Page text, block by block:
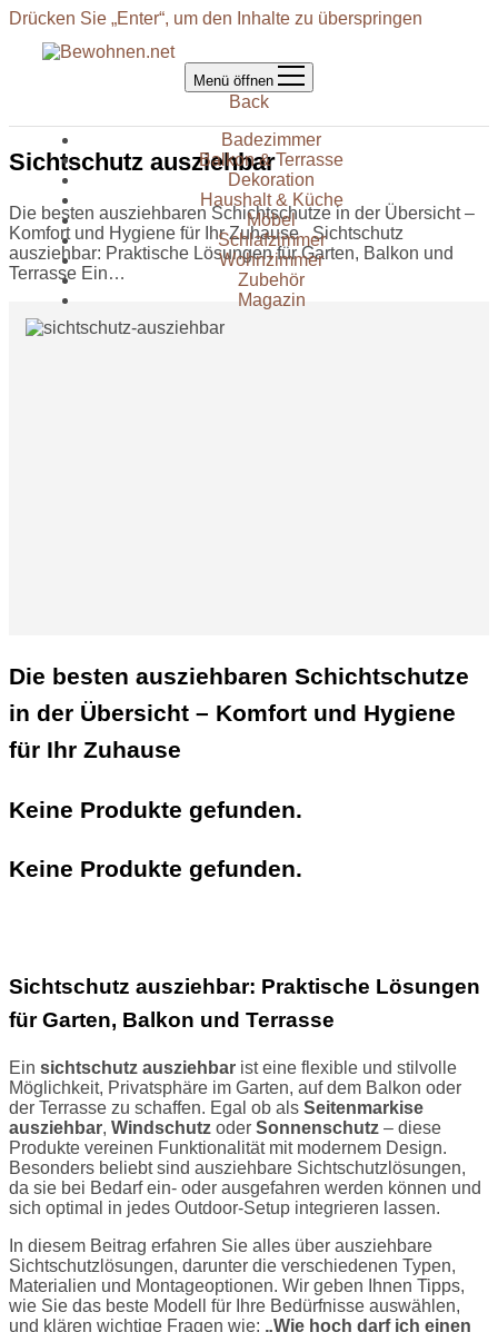
Drücken Sie „Enter“, um den Inhalte zu überspringen
Menü öffnen
Back
Badezimmer
Balkon & Terrasse
Dekoration
Haushalt & Küche
Möbel
Schlafzimmer
Wohnzimmer
Zubehör
Magazin
Sichtschutz ausziehbar
Die besten ausziehbaren Schichtschutze in der Übersicht –
Komfort und Hygiene für Ihr Zuhause Sichtschutz
ausziehbar: Praktische Lösungen für Garten, Balkon und
Terrasse Ein…
Die besten ausziehbaren Schichtschutze
in der Übersicht – Komfort und Hygiene
für Ihr Zuhause
Keine Produkte gefunden.
Keine Produkte gefunden.
Sichtschutz ausziehbar: Praktische Lösungen
für Garten, Balkon und Terrasse
Ein sichtschutz ausziehbar ist eine flexible und stilvolle
Möglichkeit, Privatsphäre im Garten, auf dem Balkon oder
der Terrasse zu schaffen. Egal ob als Seitenmarkise
ausziehbar, Windschutz oder Sonnenschutz – diese
Produkte vereinen Funktionalität mit modernem Design.
Besonders beliebt sind ausziehbare Sichtschutzlösungen,
da sie bei Bedarf ein- oder ausgefahren werden können und
sich optimal in jedes Outdoor-Setup integrieren lassen.
In diesem Beitrag erfahren Sie alles über ausziehbare
Sichtschutzlösungen, darunter die verschiedenen Typen,
Materialien und Montageoptionen. Wir geben Ihnen Tipps,
wie Sie das beste Modell für Ihre Bedürfnisse auswählen,
und klären wichtige Fragen wie: „Wie hoch darf ich einen